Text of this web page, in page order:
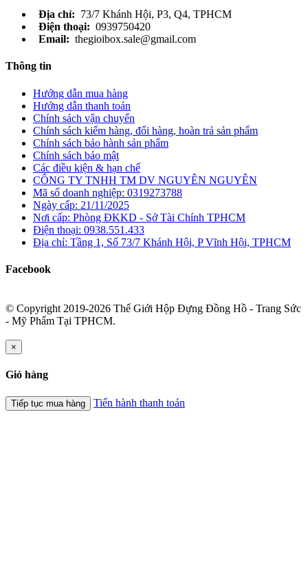
Địa chỉ: 73/7 Khánh Hội, P3, Q4, TPHCM
Điện thoại: 0939750420
Email: thegioibox.sale@gmail.com
Thông tin
Hướng dẫn mua hàng
Hướng dẫn thanh toán
Chính sách vận chuyển
Chính sách kiểm hàng, đổi hàng, hoàn trả sản phẩm
Chính sách bảo hành sản phẩm
Chính sách bảo mật
Các điều kiện & hạn chế
CÔNG TY TNHH TM DV NGUYÊN NGUYÊN
Mã số doanh nghiệp: 0319273788
Ngày cấp: 21/11/2025
Nơi cấp: Phòng ĐKKD - Sở Tài Chính TPHCM
Điện thoại: 0938.551.433
Địa chỉ: Tầng 1, Số 73/7 Khánh Hội, P Vĩnh Hội, TPHCM
Facebook
© Copyright 2019-2026 Thế Giới Hộp Đựng Đồng Hồ - Trang Sức
- Mỹ Phẩm Tại TPHCM.
×
Giỏ hàng
Tiếp tục mua hàng Tiến hành thanh toán